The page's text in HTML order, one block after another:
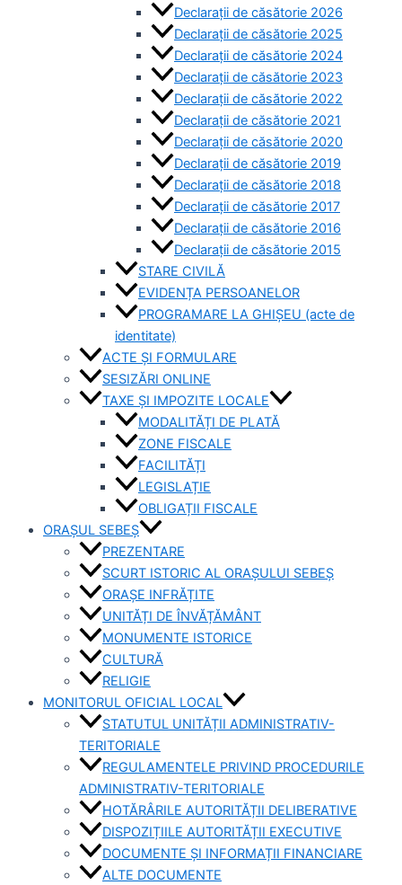
Declarații de căsătorie 2026
Declarații de căsătorie 2025
Declarații de căsătorie 2024
Declarații de căsătorie 2023
Declarații de căsătorie 2022
Declarații de căsătorie 2021
Declarații de căsătorie 2020
Declarații de căsătorie 2019
Declarații de căsătorie 2018
Declarații de căsătorie 2017
Declarații de căsătorie 2016
Declarații de căsătorie 2015
STARE CIVILĂ
EVIDENȚA PERSOANELOR
PROGRAMARE LA GHIȘEU (acte de
identitate)
ACTE ȘI FORMULARE
SESIZĂRI ONLINE
TAXE ȘI IMPOZITE LOCALE
MODALITĂȚI DE PLATĂ
ZONE FISCALE
FACILITĂȚI
LEGISLAȚIE
OBLIGAȚII FISCALE
ORAȘUL SEBEȘ
PREZENTARE
SCURT ISTORIC AL ORAȘULUI SEBEȘ
ORAȘE INFRĂȚITE
UNITĂȚI DE ÎNVĂȚĂMÂNT
MONUMENTE ISTORICE
CULTURĂ
RELIGIE
MONITORUL OFICIAL LOCAL
STATUTUL UNITĂȚII ADMINISTRATIV-
TERITORIALE
REGULAMENTELE PRIVIND PROCEDURILE
ADMINISTRATIV-TERITORIALE
HOTĂRÂRILE AUTORITĂȚII DELIBERATIVE
DISPOZIȚIILE AUTORITĂȚII EXECUTIVE
DOCUMENTE ȘI INFORMAȚII FINANCIARE
ALTE DOCUMENTE